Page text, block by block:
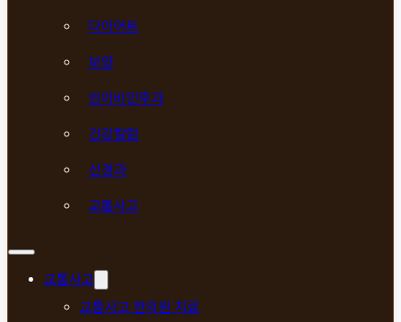
다이어트
보양
안이비인후과
건강칼럼
신경과
교통사고
교통사고
교통사고 한의원 치료